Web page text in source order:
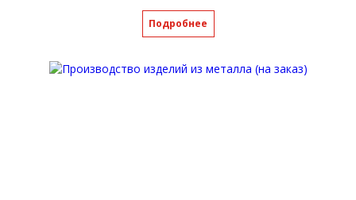
Подробнее